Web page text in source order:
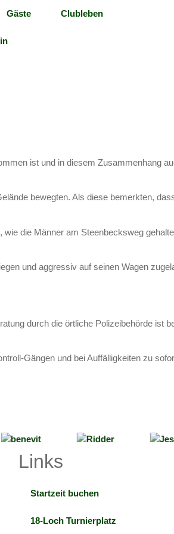
Gäste Clubleben
ist und in diesem Zusammenhang
bewegten. Als diese bemerkten,
die Männer am Steenbecksweg
und aggressiv auf seinen Wagen
durch die örtliche Polizeibehörde ist
Gängen und bei Auffälligkeiten zu
Links
Startzeit buchen
18-Loch Turnierplatz